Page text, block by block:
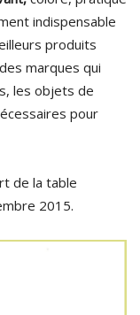
indispensable
produits
marques qui
les objets de
pour
de la table
2015.